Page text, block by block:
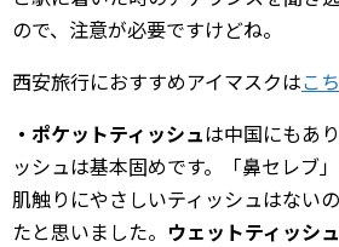
ので、注意が必要ですけどね。
西安旅行におすすめアイマスクはこ
・ポケットティッシュは中国にもあ
ッシュは基本固めです。「鼻セレブ
肌触りにやさしいティッシュはない
たと思いました。 ウェットティッシュ